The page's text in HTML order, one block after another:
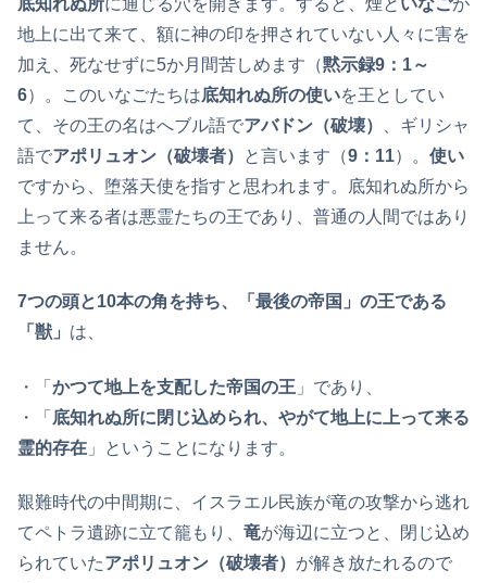
底知れぬ所に通じる穴を開きます。すると、煙と いなごが
地上に出て来て、額に神の印を押されていない人々に害を
加え、死なせずに5か月間苦しめます（黙示録9：1～
6）。このいなごたちは底知れぬ所の使いを王としてい
て、その王の名はへブル語でアバドン（破壊）
、ギリシャ
語でアポリュオン（破壊者） と言います（9：11）。 使い
ですから、堕落天使を指すと思われます。底知れぬ所から
上って来る者は悪霊たちの王であり、普通の人間ではあり
ません。
7つの頭と10本の角を持ち、「最後の帝国」の王である
「獣」 は、
・「 かつて地上を支配した帝国の王 」であり、
・「 底知れぬ所に閉じ込められ、やがて地上に上って来る
霊的存在 」ということになります。
艱難時代の中間期に、イスラエル民族が竜の攻撃から逃れ
てペトラ遺跡に立て籠もり、 竜が海辺に立つと、閉じ込め
られていたアポリュオン（破壊者） が解き放たれるので